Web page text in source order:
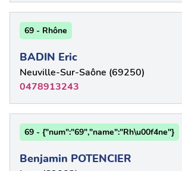
69 - Rhône
BADIN Eric
Neuville-Sur-Saône (69250)
0478913243
69 - {"num":"69","name":"Rh\u00f4ne"}
Benjamin POTENCIER